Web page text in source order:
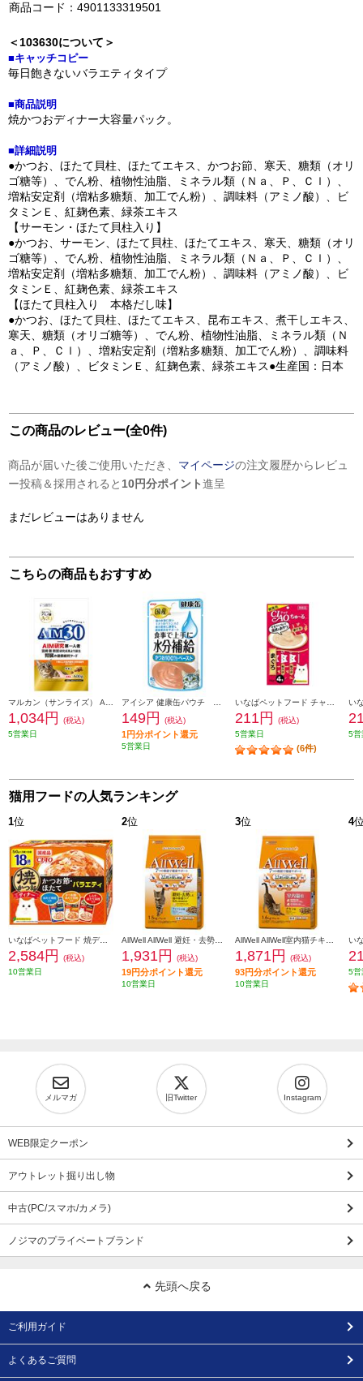
商品コード：4901133319501
＜103630について＞
■キャッチコピー
毎日飽きないバラエティタイプ
■商品説明
焼かつおディナー大容量パック。
■詳細説明
●かつお、ほたて貝柱、ほたてエキス、かつお節、寒天、糖類（オリ
ゴ糖等）、でん粉、植物性油脂、ミネラル類（Ｎａ、Ｐ、Ｃｌ）、
増粘安定剤（増粘多糖類、加工でん粉）、調味料（アミノ酸）、ビ
タミンＥ、紅麹色素、緑茶エキス
【サーモン・ほたて貝柱入り】
●かつお、サーモン、ほたて貝柱、ほたてエキス、寒天、糖類（オリ
ゴ糖等）、でん粉、植物性油脂、ミネラル類（Ｎａ、Ｐ、Ｃｌ）、
増粘安定剤（増粘多糖類、加工でん粉）、調味料（アミノ酸）、ビ
タミンＥ、紅麹色素、緑茶エキス
【ほたて貝柱入り 本格だし味】
●かつお、ほたて貝柱、ほたてエキス、昆布エキス、煮干しエキス、
寒天、糖類（オリゴ糖等）、でん粉、植物性油脂、ミネラル類（Ｎ
ａ、Ｐ、Ｃｌ）、増粘安定剤（増粘多糖類、加工でん粉）、調味料
（アミノ酸）、ビタミンＥ、紅麹色素、緑茶エキス●生産国：日本
この商品のレビュー(全0件)
商品が届いた後ご使用いただき、 マイページの注文履歴からレビュ
ー投稿＆採用されると 10円分ポイント進呈
まだレビューはありません
こちらの商品もおすすめ
1,034円
(税込)
5営業日
149円 (税込)
1円分ポイント還元
5営業日
211円
(税込)
5営業日
(6件)
5営
猫用フードの人気ランキング
1位
いなばペットフード 焼ディナーかつお節ほたてバラエティ50g×18P 103629
2,584円
(税込)
10営業日
2位
1,931円 (税込)
19円分ポイント還元
10営業日
3位
1,871円 (税込)
93円分ポイント還元
10営業日
4
5営
メルマガ 旧Twitter Instagram
WEB限定クーポン
アウトレット掘り出し物
中古(PC/スマホ/カメラ)
ノジマのプライベートブランド
先頭へ戻る
ご利用ガイド
よくあるご質問